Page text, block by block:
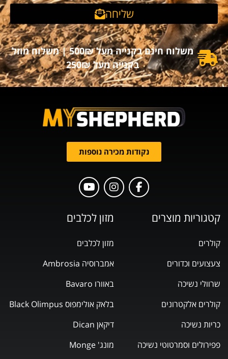
שליחה
משלוח חינם בקנייה מעל 500₪ | משלוח מוזל
בקנייה מעל 250₪
מזון לכלבים
מזון לכלבים
אמברוסיה Ambrosia
באוורו Bavaro
בלאק אולימפוס Black Olimpus
דיקאן Dican
מונג' Monge
קטגוריות מוצרים
קולרים
צעצועים וכדורים
שרוולי נשיכה
קולרים אלקטרונים
כריות נשיכה
פפירולים וסמרטוטי נשיכה
נקודות מכירה נוספות